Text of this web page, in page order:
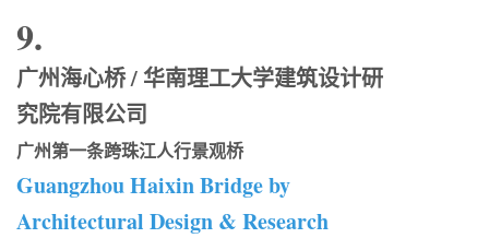
9.
广州海心桥 / 华南理工大学建筑设计研
究院有限公司
广州第一条跨珠江人行景观桥
Guangzhou Haixin Bridge by
Architectural Design & Research